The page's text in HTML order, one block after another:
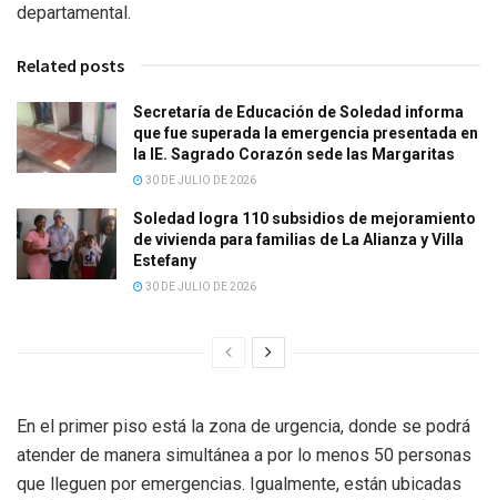
departamental.
Related posts
Secretaría de Educación de Soledad informa
que fue superada la emergencia presentada en
la IE. Sagrado Corazón sede las Margaritas
30 DE JULIO DE 2026
Soledad logra 110 subsidios de mejoramiento
de vivienda para familias de La Alianza y Villa
Estefany
30 DE JULIO DE 2026
En el primer piso está la zona de urgencia, donde se podrá
atender de manera simultánea a por lo menos 50 personas
que lleguen por emergencias. Igualmente, están ubicadas